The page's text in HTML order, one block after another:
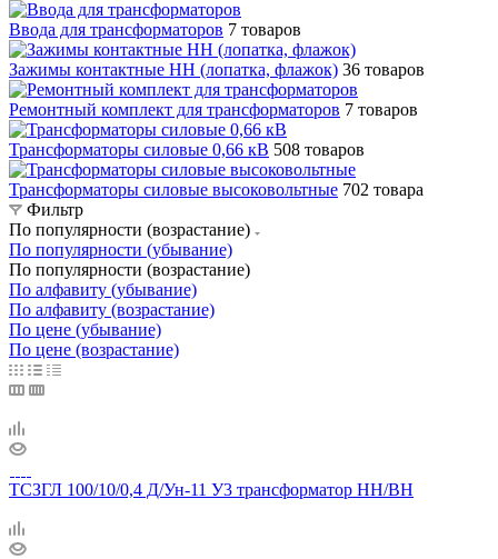
Ввода для трансформаторов 7 товаров
Зажимы контактные НН (лопатка, флажок) 36 товаров
Ремонтный комплект для трансформаторов 7 товаров
Трансформаторы силовые 0,66 кВ 508 товаров
Трансформаторы силовые высоковольтные 702 товара
Фильтр
По популярности (возрастание)
По популярности (убывание)
По популярности (возрастание)
По алфавиту (убывание)
По алфавиту (возрастание)
По цене (убывание)
По цене (возрастание)
ТСЗГЛ 100/10/0,4 Д/Ун-11 У3 трансформатор НН/ВН